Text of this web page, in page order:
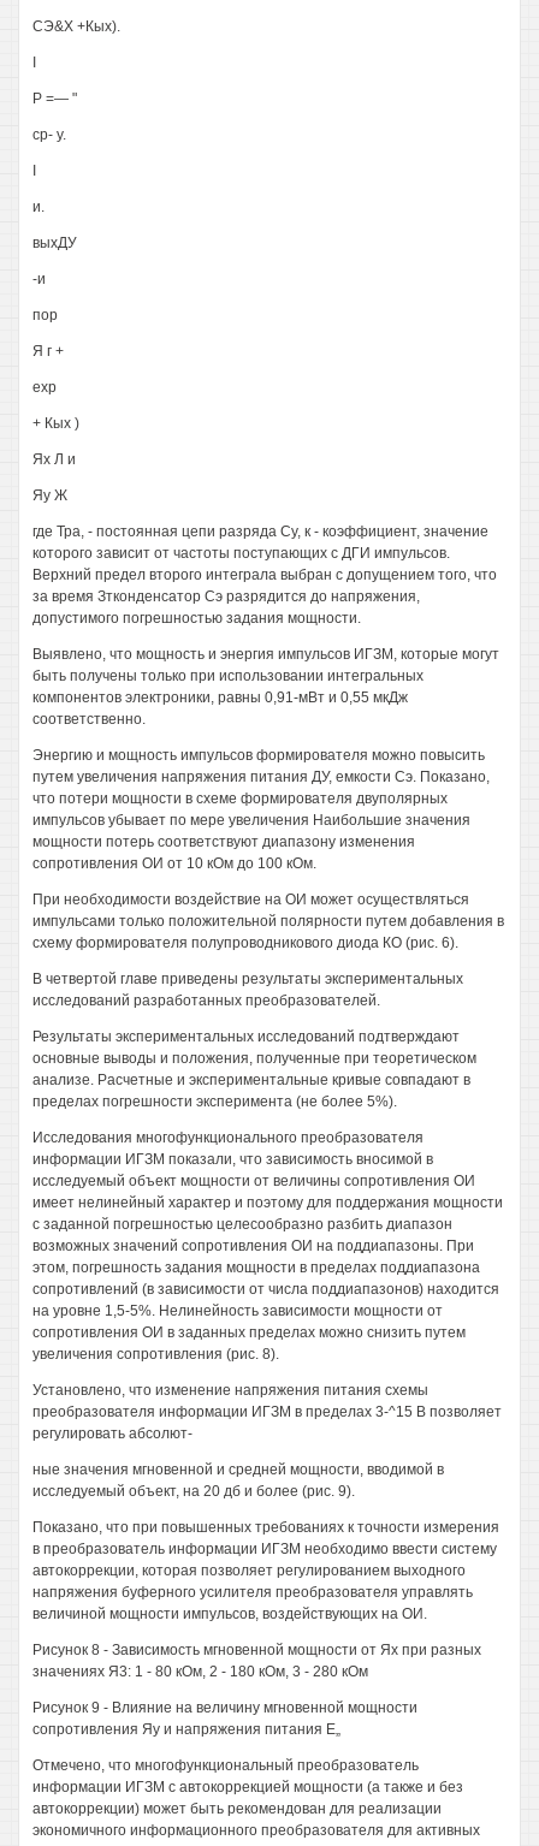
СЭ&Х +Кых).
Р =— "
ср- у.
и.
выхДУ
-и
пор
Я г +
ехр
+ Кых )
Ях Л и
Яу Ж
где Тра, - постоянная цепи разряда Су, к - коэффициент, значение
которого зависит от частоты поступающих с ДГИ импульсов.
Верхний предел второго интеграла выбран с допущением того, что
за время Зтконденсатор Сэ разрядится до напряжения,
допустимого погрешностью задания мощности.
Выявлено, что мощность и энергия импульсов ИГЗМ, которые могут
быть получены только при использовании интегральных
компонентов электроники, равны 0,91-мВт и 0,55 мкДж
соответственно.
Энергию и мощность импульсов формирователя можно повысить
путем увеличения напряжения питания ДУ, емкости Сэ. Показано,
что потери мощности в схеме формирователя двуполярных
импульсов убывает по мере увеличения Наибольшие значения
мощности потерь соответствуют диапазону изменения
сопротивления ОИ от 10 кОм до 100 кОм.
При необходимости воздействие на ОИ может осуществляться
импульсами только положительной полярности путем добавления в
схему формирователя полупроводникового диода КО (рис. 6).
В четвертой главе приведены результаты экспериментальных
исследований разработанных преобразователей.
Результаты экспериментальных исследований подтверждают
основные выводы и положения, полученные при теоретическом
анализе. Расчетные и экспериментальные кривые совпадают в
пределах погрешности эксперимента (не более 5%).
Исследования многофункционального преобразователя
информации ИГЗМ показали, что зависимость вносимой в
исследуемый объект мощности от величины сопротивления ОИ
имеет нелинейный характер и поэтому для поддержания мощности
с заданной погрешностью целесообразно разбить диапазон
возможных значений сопротивления ОИ на поддиапазоны. При
этом, погрешность задания мощности в пределах поддиапазона
сопротивлений (в зависимости от числа поддиапазонов) находится
на уровне 1,5-5%. Нелинейность зависимости мощности от
сопротивления ОИ в заданных пределах можно снизить путем
увеличения сопротивления (рис. 8).
Установлено, что изменение напряжения питания схемы
преобразователя информации ИГЗМ в пределах 3-^15 В позволяет
регулировать абсолют-
ные значения мгновенной и средней мощности, вводимой в
исследуемый объект, на 20 дб и более (рис. 9).
Показано, что при повышенных требованиях к точности измерения
в преобразователь информации ИГЗМ необходимо ввести систему
автокоррекции, которая позволяет регулированием выходного
напряжения буферного усилителя преобразователя управлять
величиной мощности импульсов, воздействующих на ОИ.
Рисунок 8 - Зависимость мгновенной мощности от Ях при разных
значениях Я3: 1 - 80 кОм, 2 - 180 кОм, 3 - 280 кОм
Рисунок 9 - Влияние на величину мгновенной мощности
сопротивления Яу и напряжения питания Е„
Отмечено, что многофункциональный преобразователь
информации ИГЗМ с автокоррекцией мощности (а также и без
автокоррекции) может быть рекомендован для реализации
экономичного информационного преобразователя для активных